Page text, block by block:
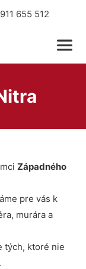
655 512
Západného
pre vás k
murára a
tých, ktoré nie